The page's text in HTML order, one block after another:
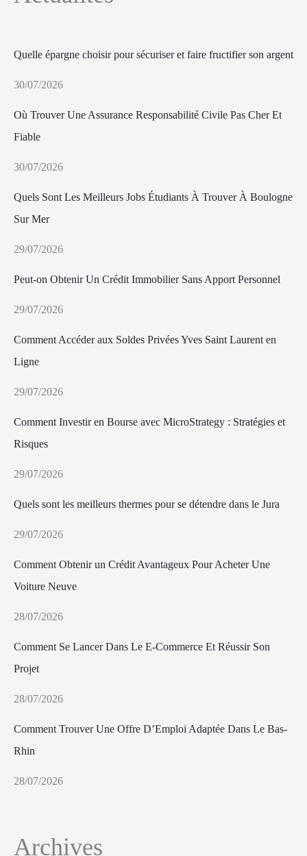
Quelle épargne choisir pour sécuriser et faire fructifier son argent
30/07/2026
Où Trouver Une Assurance Responsabilité Civile Pas Cher Et
Fiable
30/07/2026
Quels Sont Les Meilleurs Jobs Étudiants À Trouver À Boulogne
Sur Mer
29/07/2026
Peut-on Obtenir Un Crédit Immobilier Sans Apport Personnel
29/07/2026
Comment Accéder aux Soldes Privées Yves Saint Laurent en
Ligne
29/07/2026
Comment Investir en Bourse avec MicroStrategy : Stratégies et
Risques
29/07/2026
Quels sont les meilleurs thermes pour se détendre dans le Jura
29/07/2026
Comment Obtenir un Crédit Avantageux Pour Acheter Une
Voiture Neuve
28/07/2026
Comment Se Lancer Dans Le E-Commerce Et Réussir Son
Projet
28/07/2026
Comment Trouver Une Offre D’Emploi Adaptée Dans Le Bas-
Rhin
28/07/2026
Archives